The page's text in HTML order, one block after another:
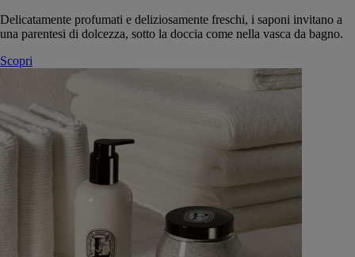
Delicatamente profumati e deliziosamente freschi, i saponi invitano a
una parentesi di dolcezza, sotto la doccia come nella vasca da bagno.
Scopri